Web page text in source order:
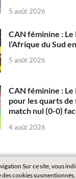
5 août 2026
CAN féminine :
l’Afrique du Sud
5 août 2026
CAN féminine :
pour les quarts
match nul (0-0)
4 août 2026
Sur ce site, vous
cookies